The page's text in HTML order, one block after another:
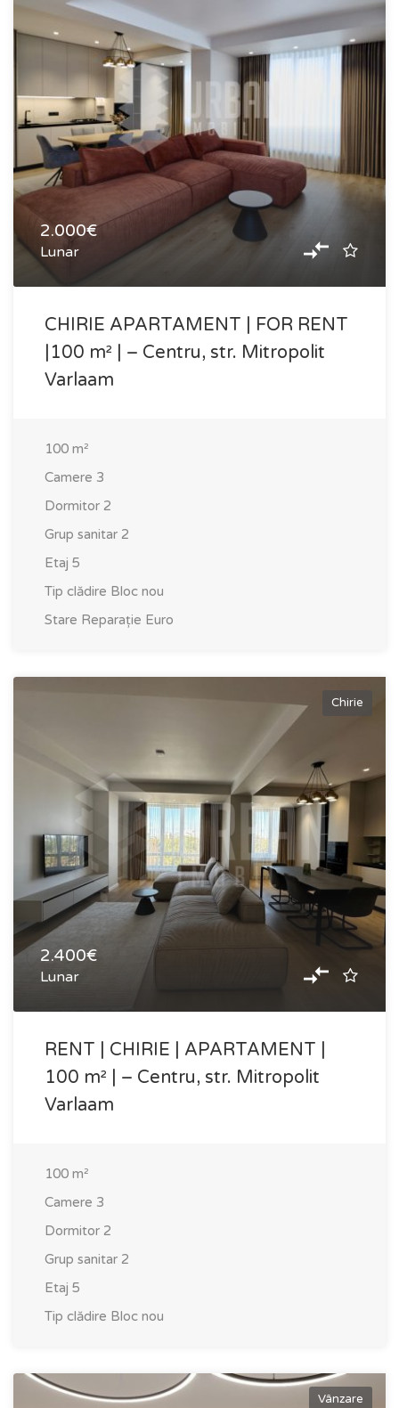
2.000€
Lunar
CHIRIE APARTAMENT | FOR RENT
|100 m² | – Centru, str. Mitropolit
Varlaam
100 m²
Camere 3
Dormitor 2
Grup sanitar 2
Etaj 5
Tip clădire Bloc nou
Stare Reparație Euro
Chirie
2.400€
Lunar
RENT | CHIRIE | APARTAMENT |
100 m² | – Centru, str. Mitropolit
Varlaam
100 m²
Camere 3
Dormitor 2
Grup sanitar 2
Etaj 5
Tip clădire Bloc nou
Vânzare